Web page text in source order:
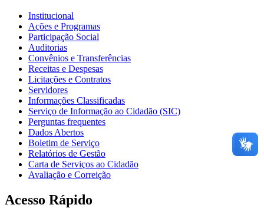
Institucional
Ações e Programas
Participação Social
Auditorias
Convênios e Transferências
Receitas e Despesas
Licitações e Contratos
Servidores
Informações Classificadas
Serviço de Informação ao Cidadão (SIC)
Perguntas frequentes
Dados Abertos
Boletim de Serviço
Relatórios de Gestão
Carta de Serviços ao Cidadão
Avaliação e Correição
Acesso Rápido